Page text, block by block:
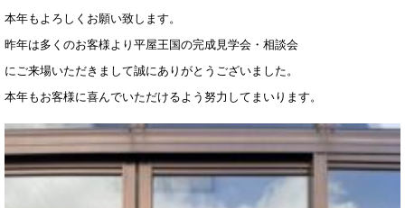
本年もよろしくお願い致します。
昨年は多くのお客様より平屋王国の完成見学会・相談会
にご来場いただきまして誠にありがとうございました。
本年もお客様に喜んでいただけるよう努力してまいります。